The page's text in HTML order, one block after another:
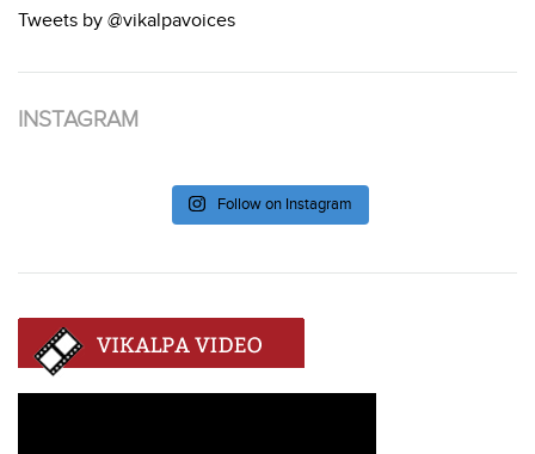
Tweets by @vikalpavoices
INSTAGRAM
Follow on Instagram